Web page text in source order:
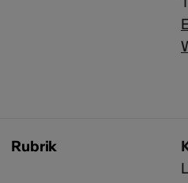
Rubrik